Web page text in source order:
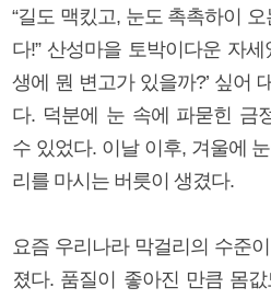
“길도 맥킸고, 눈도 촉촉하이
다!” 산성마을 토박이다운 자
생에 뭔 변고가 있을까?’ 싶어
다. 덕분에 눈 속에 파묻힌 금
수 있었다. 이날 이후, 겨울에
리를 마시는 버릇이 생겼다.
요즘 우리나라 막걸리의 수준
졌다. 품질이 좋아진 만큼 몸